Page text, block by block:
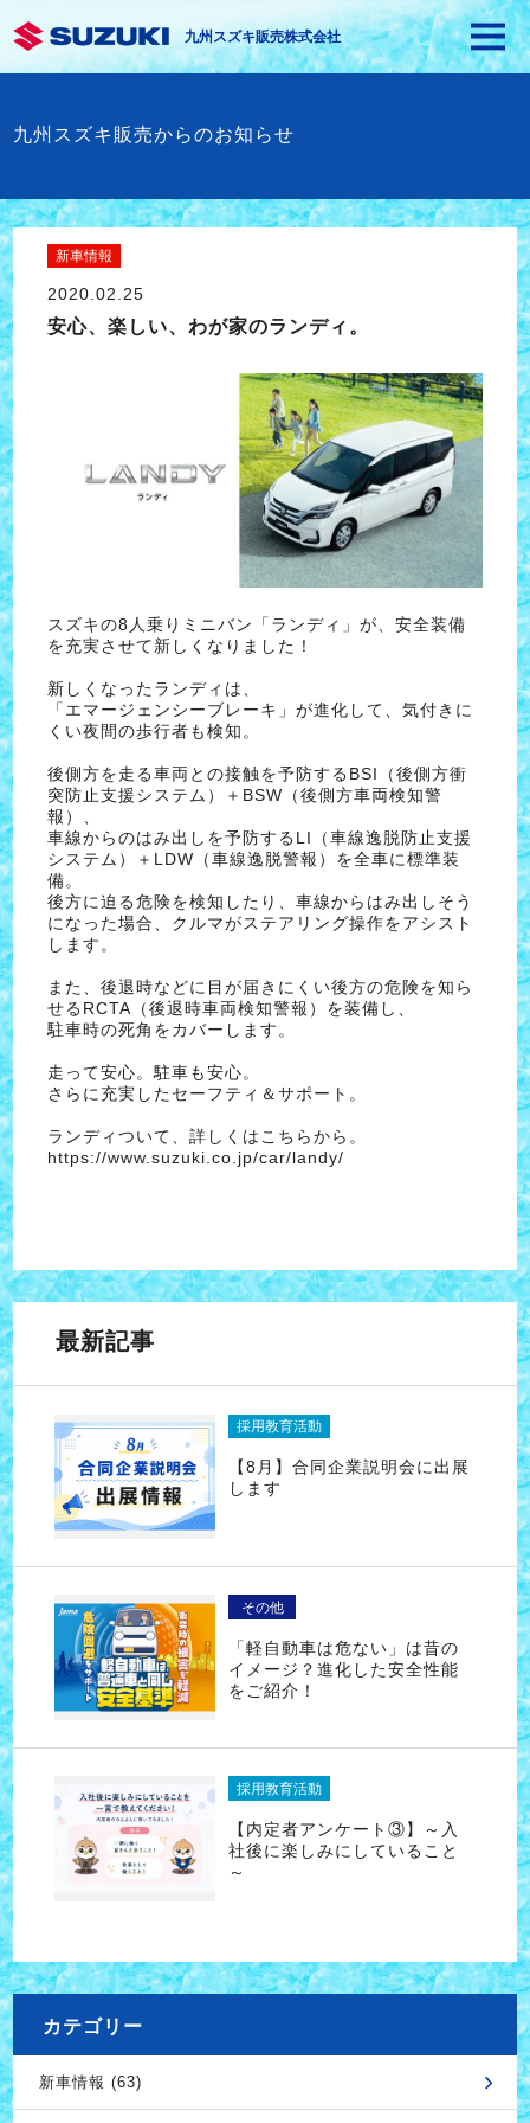
九州スズキ販売株式会社
九州スズキ販売からのお知らせ
新車情報
2020.02.25
安心、楽しい、わが家のランディ。
スズキの8人乗りミニバン「ランディ」が、安全装備
を充実させて新しくなりました！
新しくなったランディは、
「エマージェンシーブレーキ」が進化して、気付きに
くい夜間の歩行者も検知。
後側方を走る車両との接触を予防するBSI（後側方衝
突防止支援システム）＋BSW（後側方車両検知警
報）、
車線からのはみ出しを予防するLI（車線逸脱防止支援
システム）＋LDW（車線逸脱警報）を全車に標準装
備。
後方に迫る危険を検知したり、車線からはみ出しそう
になった場合、クルマがステアリング操作をアシスト
します。
また、後退時などに目が届きにくい後方の危険を知ら
せるRCTA（後退時車両検知警報）を装備し、
駐車時の死角をカバーします。
走って安心。駐車も安心。
さらに充実したセーフティ＆サポート。
ランディついて、詳しくはこちらから。
https://www.suzuki.co.jp/car/landy/
最新記事
採用教育活動
【8月】合同企業説明会に出展
します
その他
「軽自動車は危ない」は昔の
イメージ？進化した安全性能
をご紹介！
採用教育活動
【内定者アンケート③】～入
社後に楽しみにしていること
～
カテゴリー
新車情報 (63)